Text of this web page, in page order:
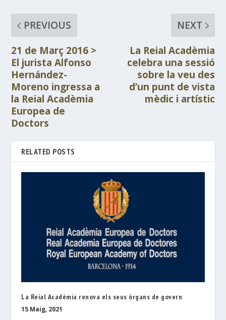
PREVIOUS
21 de Març 2016 >
El jurista Alfonso
Hernández-
Moreno ingressa a
la Reial Acadèmia
Europea de
Doctors
NEXT
La Reial Acadèmia
celebra una sessió
sobre la veu des
d’un punt de vista
mèdic i artístic
RELATED POSTS
La Reial Acadèmia renova els seus òrgans de govern
15 Maig, 2021